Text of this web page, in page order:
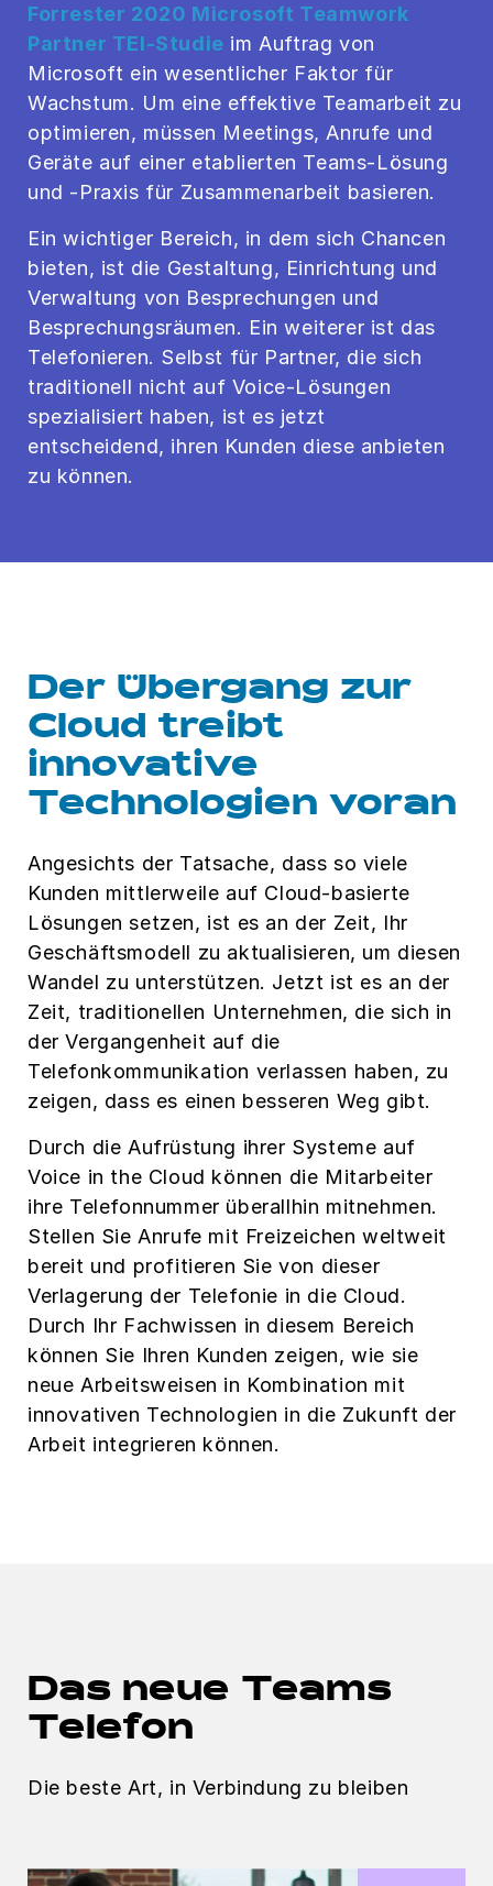
Forrester 2020 Microsoft Teamwork
Partner TEI-Studie im Auftrag von
Microsoft ein wesentlicher Faktor für
Wachstum. Um eine effektive Teamarbeit zu
optimieren, müssen Meetings, Anrufe und
Geräte auf einer etablierten Teams-Lösung
und -Praxis für Zusammenarbeit basieren.
Ein wichtiger Bereich, in dem sich Chancen
bieten, ist die Gestaltung, Einrichtung und
Verwaltung von Besprechungen und
Besprechungsräumen. Ein weiterer ist das
Telefonieren. Selbst für Partner, die sich
traditionell nicht auf Voice-Lösungen
spezialisiert haben, ist es jetzt
entscheidend, ihren Kunden diese anbieten
zu können.
Der Übergang zur
Cloud treibt
innovative
Technologien voran
Angesichts der Tatsache, dass so viele
Kunden mittlerweile auf Cloud-basierte
Lösungen setzen, ist es an der Zeit, Ihr
Geschäftsmodell zu aktualisieren, um diesen
Wandel zu unterstützen. Jetzt ist es an der
Zeit, traditionellen Unternehmen, die sich in
der Vergangenheit auf die
Telefonkommunikation verlassen haben, zu
zeigen, dass es einen besseren Weg gibt.
Durch die Aufrüstung ihrer Systeme auf
Voice in the Cloud können die Mitarbeiter
ihre Telefonnummer überallhin mitnehmen.
Stellen Sie Anrufe mit Freizeichen weltweit
bereit und profitieren Sie von dieser
Verlagerung der Telefonie in die Cloud.
Durch Ihr Fachwissen in diesem Bereich
können Sie Ihren Kunden zeigen, wie sie
neue Arbeitsweisen in Kombination mit
innovativen Technologien in die Zukunft der
Arbeit integrieren können.
Das neue Teams
Telefon
Die beste Art, in Verbindung zu bleiben